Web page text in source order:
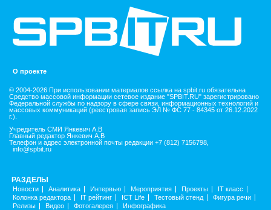
О проекте
© 2004-2026 При использовании материалов ссылка на spbit.ru обязательна
Средство массовой информации сетевое издание "SPBIT.RU" зарегистрировано
Федеральной службы по надзору в сфере связи, информационных технологий и
массовых коммуникаций (реестровая запись ЭЛ № ФС 77 - 84345 от 26.12.2022
г.).
Учредитель СМИ Янкевич А.В
Главный редактор Янкевич А.В
Телефон и адрес электронной почты редакции +7 (812) 7156798,
info@spbit.ru
РАЗДЕЛЫ
Новости Аналитика Интервью Мероприятия Проекты
IT класс
Колонка редактора
IT рейтинг ICT Life Тестовый стенд
Фигура речи
Релизы
Видео Фотогалерея Инфографика